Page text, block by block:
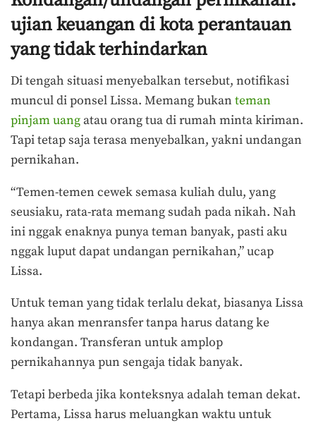
ujian keuangan di kota perantauan
yang tidak terhindarkan
Di tengah situasi menyebalkan tersebut, notifikasi
muncul di ponsel Lissa. Memang bukan teman
pinjam uangatau orang tua di rumah minta kiriman.
Tapi tetap saja terasa menyebalkan, yakni undangan
pernikahan.
“Temen-temen cewek semasa kuliah dulu, yang
seusiaku, rata-rata memang sudah pada nikah. Nah
ini nggak enaknya punya teman banyak, pasti aku
nggak luput dapat undangan pernikahan,” ucap
Lissa.
Untuk teman yang tidak terlalu dekat, biasanya Lissa
hanya akan menransfer tanpa harus datang ke
kondangan. Transferan untuk amplop
pernikahannya pun sengaja tidak banyak.
Tetapi berbeda jika konteksnya adalah teman dekat.
Pertama, Lissa harus meluangkan waktu untuk